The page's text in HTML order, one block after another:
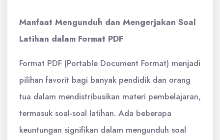
Manfaat Mengunduh dan Mengerjakan Soal
Latihan dalam Format PDF
Format PDF (Portable Document Format) menjadi
pilihan favorit bagi banyak pendidik dan orang
tua dalam mendistribusikan materi pembelajaran,
termasuk soal-soal latihan. Ada beberapa
keuntungan signifikan dalam mengunduh soal